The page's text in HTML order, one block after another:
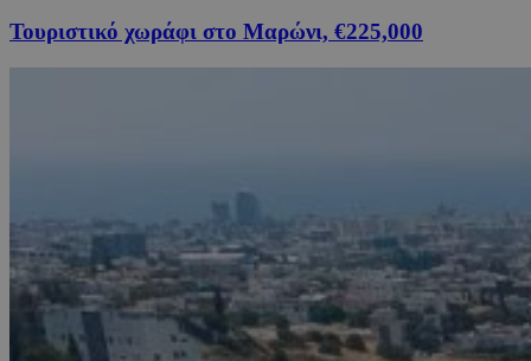
Τουριστικό χωράφι στο Μαρώνι, €225,000